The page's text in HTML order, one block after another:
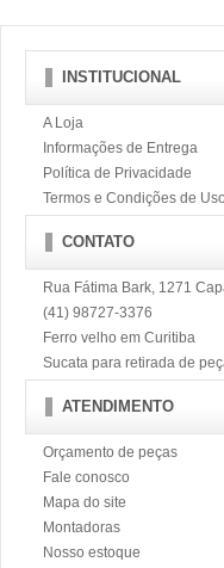
INSTITUCIONAL
A Loja
Informações de Entrega
Política de Privacidade
Termos e Condições de Uso
CONTATO
Rua Fátima Bark, 1271
(41) 98727-3376
Ferro velho em Curitiba
Sucata para retirada de
ATENDIMENTO
Orçamento de peças
Fale conosco
Mapa do site
Montadoras
Nosso estoque